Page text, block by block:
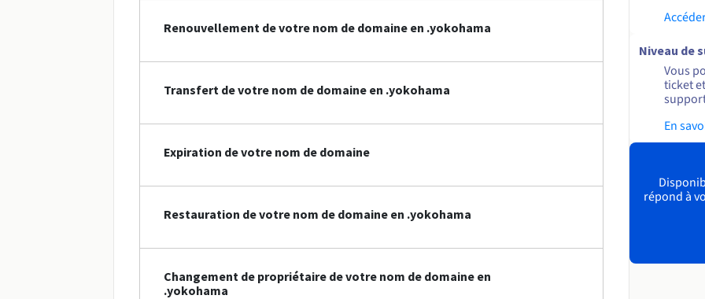
Renouvellement de votre nom de domaine en .yokohama
Transfert de votre nom de domaine en .yokohama
Expiration de votre nom de domaine
Restauration de votre nom de domaine en .yokohama
Changement de propriétaire de votre nom de domaine en
.yokohama
Niveau de
Vous
ticket
En
répond à